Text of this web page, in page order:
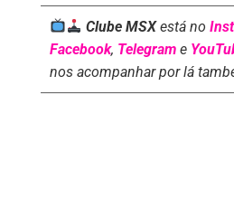
Clube MSXestá no
Facebook, Telegrame
nos acompanhar por lá